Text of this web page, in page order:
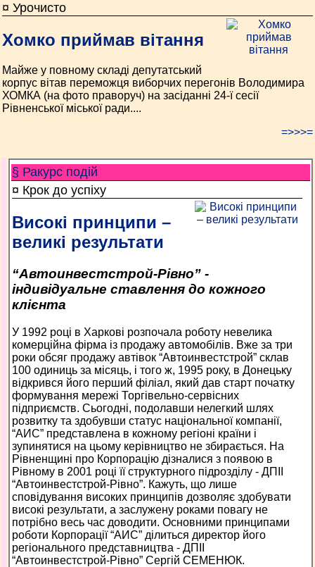
¤ Урочисто
Хомко приймав вітання
Майже у повному складі депутатський
корпус вітав переможця виборчих перегонів Володимира
ХОМКА (на фото праворуч) на засіданні 24-ї сесії
Рівненської міської ради....
=>>>=
§ Ракурс подій
¤ Крок до успіху
Високі принципи –
великі результати
“Автоинвестстрой-Рівно” -
індивідуальне ставлення до кожного
клієнта
У 1992 році в Харкові розпочала роботу невелика
комерційна фірма із продажу автомобілів. Вже за три
роки обсяг продажу автівок “Автоинвестстрой” склав
100 одиниць за місяць, і того ж, 1995 року, в Донецьку
відкрився його перший філіал, який дав старт початку
формування мережі Торгівельно-сервісних
підприємств. Сьогодні, подолавши нелегкий шлях
розвитку та здобувши статус національної компанії,
“АИС” представлена в кожному регіоні країни і
зупинятися на цьому керівництво не збирається. На
Рівненщині про Корпорацію дізналися з появою в
Рівному в 2001 році її структурного підрозділу - ДПІІ
“Автоинвестстрой-Рівно”. Кажуть, що лише
сповідування високих принципів дозволяє здобувати
високі результати, а заслужену роками повагу не
потрібно весь час доводити. Основними принципами
роботи Корпорації “АИС” ділиться директор його
регіонального представництва - ДПІІ
“Автоинвестстрой-Рівно” Сергій СЕМЕНЮК.